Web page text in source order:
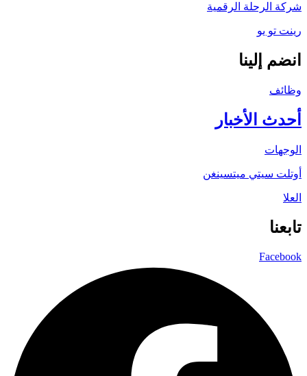
شركة الرحلة الرقمية
رينت تو يو
انضم إلينا
وظائف
أحدث الأخبار
الوجهات
أوتلت سيتي ميتسينغن
العلا
تابعنا
Facebook